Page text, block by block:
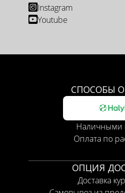
Instagram
Youtube
СПОСОБЫ
Наличными
Оплата по
ОПЦИЯ
Доставка